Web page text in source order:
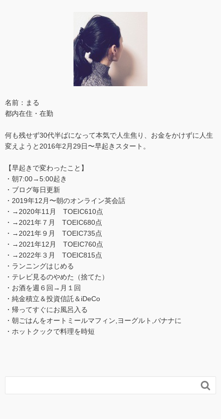
名前：まる
都内在住・在勤
何も残せず30代半ばになって本気で人生焦り、お金をかけずに人生
変えようと2016年2月29日〜早起きスタート。
【早起きで変わったこと】
・朝7:00→5:00起き
・ブログ毎日更新
・2019年12月〜朝のオンライン英会話
・→2020年11月 TOEIC610点
・→2021年７月 TOEIC680点
・→2021年９月 TOEIC735点
・→2021年12月 TOEIC760点
・→2022年３月 TOEIC815点
・ランニングはじめる
・テレビ見るのやめた（捨てた）
・お酒を週６回→月１回
・純金積立＆投資信託＆iDeCo
・帰ってすぐにお風呂入る
・朝ごはんをオートミールマフィン,ヨーグルト,バナナに
・ホットクックで料理を時短
